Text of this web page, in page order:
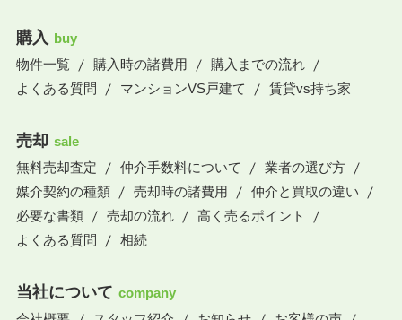
購入 buy
物件一覧
購入時の諸費用
購入までの流れ
よくある質問
マンションVS戸建て 賃貸vs持ち家
売却 sale
無料売却査定
仲介手数料について
業者の選び方
媒介契約の種類
売却時の諸費用
仲介と買取の違い
必要な書類
売却の流れ
高く売るポイント
よくある質問
相続
当社について company